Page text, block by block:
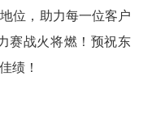
位，助力每一位客户
赛战火将燃！预祝东
绩！